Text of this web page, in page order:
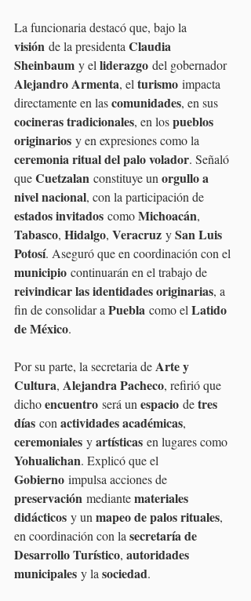
La funcionaria destacó que, bajo la
visión de la presidenta Claudia
Sheinbaum y el liderazgo del gobernador
Alejandro Armenta, el turismo impacta
directamente en las comunidades, en sus
cocineras tradicionales, en los pueblos
originarios y en expresiones como la
ceremonia ritual del palo volador. Señaló
que Cuetzalan constituye un orgullo a
nivel nacional, con la participación de
estados invitados como Michoacán,
Tabasco, Hidalgo, Veracruz y San Luis
Potosí. Aseguró que en coordinación con el
municipio continuarán en el trabajo de
reivindicar las identidades originarias, a
fin de consolidar a Puebla como el Latido
de México.
Por su parte, la secretaria de Arte y
Cultura, Alejandra Pacheco, refirió que
dicho encuentro será un espacio de tres
días con actividades académicas,
ceremoniales y artísticas en lugares como
Yohualichan. Explicó que el
Gobierno impulsa acciones de
preservación mediante materiales
didácticos y un mapeo de palos rituales,
en coordinación con la secretaría de
Desarrollo Turístico, autoridades
municipales y la sociedad.